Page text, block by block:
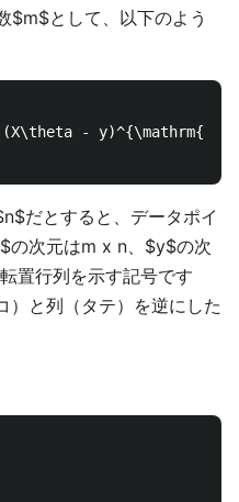
$m$として、以下のよう
-
だとすると、データポイ
の次元はm x n、$y$の次
置行列を示す記号です
）と列（タテ）を逆にした